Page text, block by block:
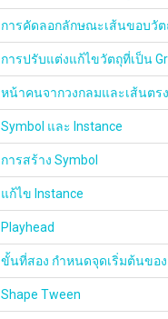
การคัดลอกลักษณะเส้นขอบวัต
การปรับแต่งแก้ไขวัตถุที่เป็น
หน้าคนจากวงกลมและเส้นตรง
Symbol และ Instance
การสร้าง Symbol
แก้ไข Instance
Playhead
ขั้นที่สอง กำหนดจุดเริ่มต้นของ
Shape Tween